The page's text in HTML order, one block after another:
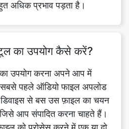
का उपयोग कैसे करें?
पहले ऑडियो फाइल अपलोड
से बस उस फ़ाइल का चयन
आप संपादित करना चाहते हैं।
को प्रोसेस करने में एक या दो
करने के बाद, हमारा टूल
प्रदर्शित करेगा। फिर, आपको
विनिर्देशों के अनुसार, लाभ को